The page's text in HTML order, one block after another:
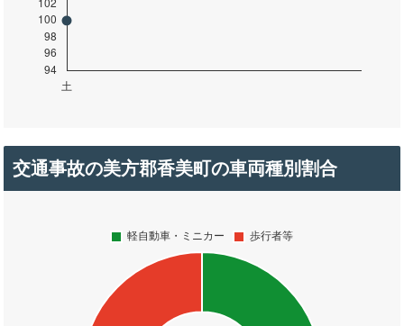
交通事故の美方郡香美町の車両種別割合